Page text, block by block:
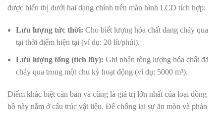
được hiển thị dưới hai dạng chính trên màn hình LCD tích hợp:
Lưu lượng tức thời: Cho biết lượng hóa chất đang chảy qua
tại thời điểm hiện tại (ví dụ: 20 lít/phút).
Lưu lượng tổng (tích lũy): Ghi nhận tổng lượng hóa chất đã
chảy qua trong một chu kỳ hoạt động (ví dụ: 5000 m³).
Điểm khác biệt căn bản và cũng là giá trị lớn nhất của loại đồng
hồ này nằm ở cấu trúc vật liệu. Để chống lại sự ăn mòn và phản